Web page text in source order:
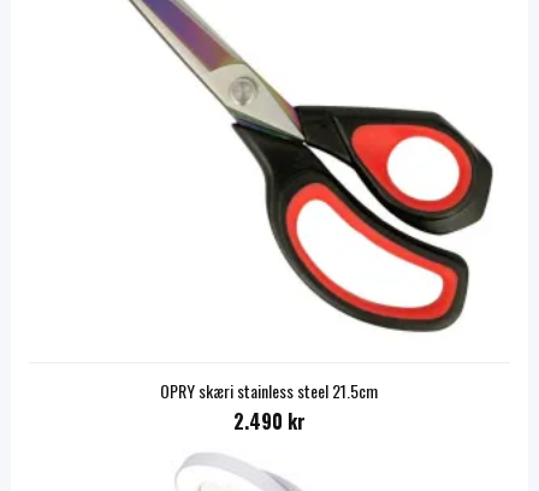
OPRY skæri stainless steel 21.5cm
2.490 kr